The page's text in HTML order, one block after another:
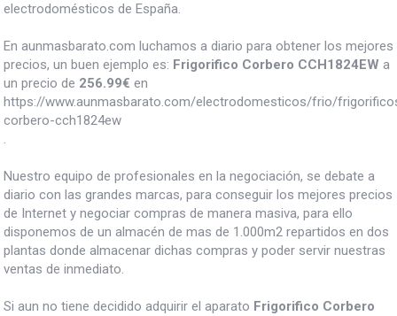
electrodomésticos de España.
En aunmasbarato.com luchamos a diario para obtener los mejores
precios, un buen ejemplo es: Frigorifico Corbero CCH1824EW a
un precio de 256.99€ en
https://www.aunmasbarato.com/electrodomesticos/frio/
corbero-cch1824ew
.
Nuestro equipo de profesionales en la negociación, se debate a
diario con las grandes marcas, para conseguir los mejores precios
de Internet y negociar compras de manera masiva, para ello
disponemos de un almacén de mas de 1.000m2 repartidos en dos
plantas donde almacenar dichas compras y poder servir nuestras
ventas de inmediato.
Si aun no tiene decidido adquirir el aparato Frigorifico Corbero